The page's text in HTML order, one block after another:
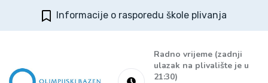
Informacije o rasporedu škole plivanja
Radno vrijeme (zadnji
ulazak na plivalište je u
21:30)